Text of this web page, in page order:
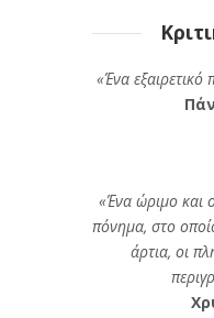
«Ένα
«Ένα ώριμο και
πόνημα, στο
άρτια, οι